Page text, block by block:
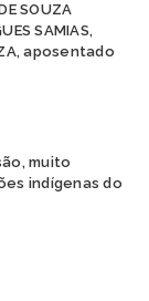
SOUZA
SAMIAS,
aposentado
muito
indígenas do